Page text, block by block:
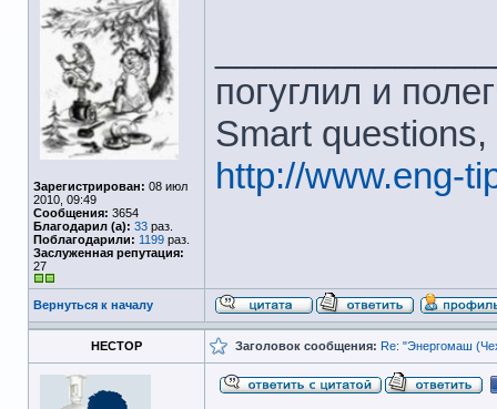
Зарегистрирован: 08 июл
2010, 09:49
Сообщения: 3654
Благодарил (а): 33 раз.
Поблагодарили: 1199 раз.
Заслуженная репутация:
27
погуглил и
Smart
http://www.eng-
Вернуться к началу
НЕСТОР Заголовок сообщения: Re: "Энергомаш